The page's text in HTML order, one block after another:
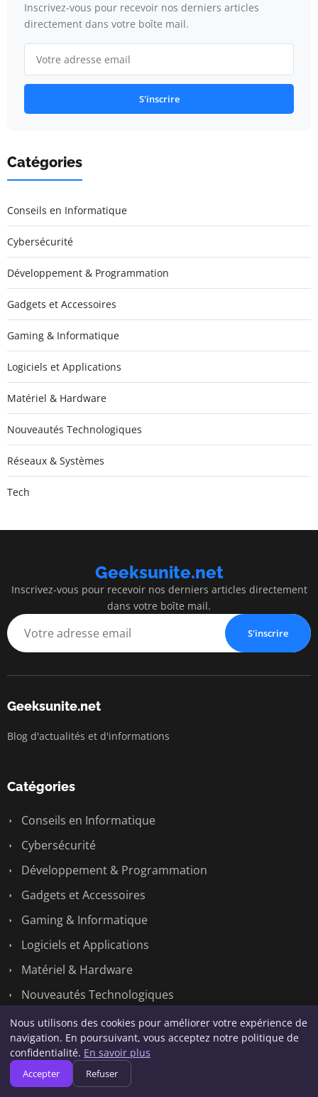
Inscrivez-vous pour recevoir nos derniers articles
directement dans votre boîte mail.
S'inscrire
Catégories
Conseils en Informatique
Cybersécurité
Développement & Programmation
Gadgets et Accessoires
Gaming & Informatique
Logiciels et Applications
Matériel & Hardware
Nouveautés Technologiques
Réseaux & Systèmes
Tech
Geeksunite.net
Inscrivez-vous pour recevoir nos derniers articles directement
dans votre boîte mail.
S'inscrire
Geeksunite.net
Blog d'actualités et d'informations
Catégories
Conseils en Informatique
Cybersécurité
Développement & Programmation
Gadgets et Accessoires
Gaming & Informatique
Logiciels et Applications
Matériel & Hardware
Nouveautés Technologiques
Réseaux & Systèmes
Tech
Liens utiles
Nous utilisons des cookies pour améliorer votre expérience de
navigation. En poursuivant, vous acceptez notre politique de
confidentialité. En savoir plus
Accepter Refuser